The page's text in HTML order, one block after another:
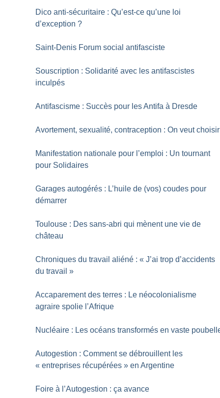
Dico anti-sécuritaire : Qu’est-ce qu’une loi
d’exception ?
Saint-Denis Forum social antifasciste
Souscription : Solidarité avec les antifascistes
inculpés
Antifascisme : Succès pour les Antifa à Dresde
Avortement, sexualité, contraception : On veut choisir
Manifestation nationale pour l’emploi : Un tournant
pour Solidaires
Garages autogérés : L’huile de (vos) coudes pour
démarrer
Toulouse : Des sans-abri qui mènent une vie de
château
Chroniques du travail aliéné : « J’ai trop d’accidents
du travail »
Accaparement des terres : Le néocolonialisme
agraire spolie l’Afrique
Nucléaire : Les océans transformés en vaste
Autogestion : Comment se débrouillent les
« entreprises récupérées » en Argentine
Foire à l’Autogestion : ça avance